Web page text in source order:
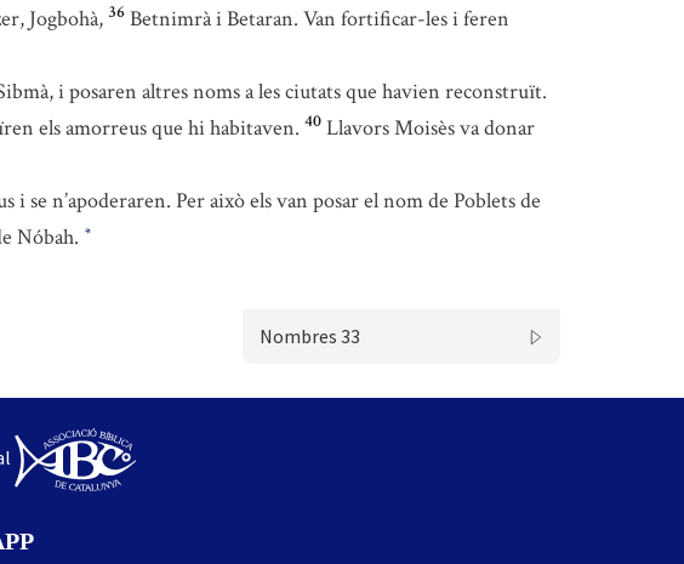
Jogbohà, 36 Betnimrà i Betaran. Van fortificar-les i feren
i posaren altres noms a les ciutats que havien reconstruït.
els amorreus que hi habitaven. 40 Llavors Moisès va donar
i se n’apoderaren. Per això els van posar el nom de Poblets de
Nóbah. *
Nombres 33